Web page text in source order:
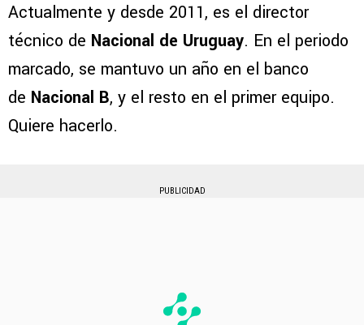
Actualmente y desde 2011, es el director
técnico de Nacional de Uruguay. En el periodo
marcado, se mantuvo un año en el banco
de Nacional B, y el resto en el primer equipo.
Quiere hacerlo.
PUBLICIDAD